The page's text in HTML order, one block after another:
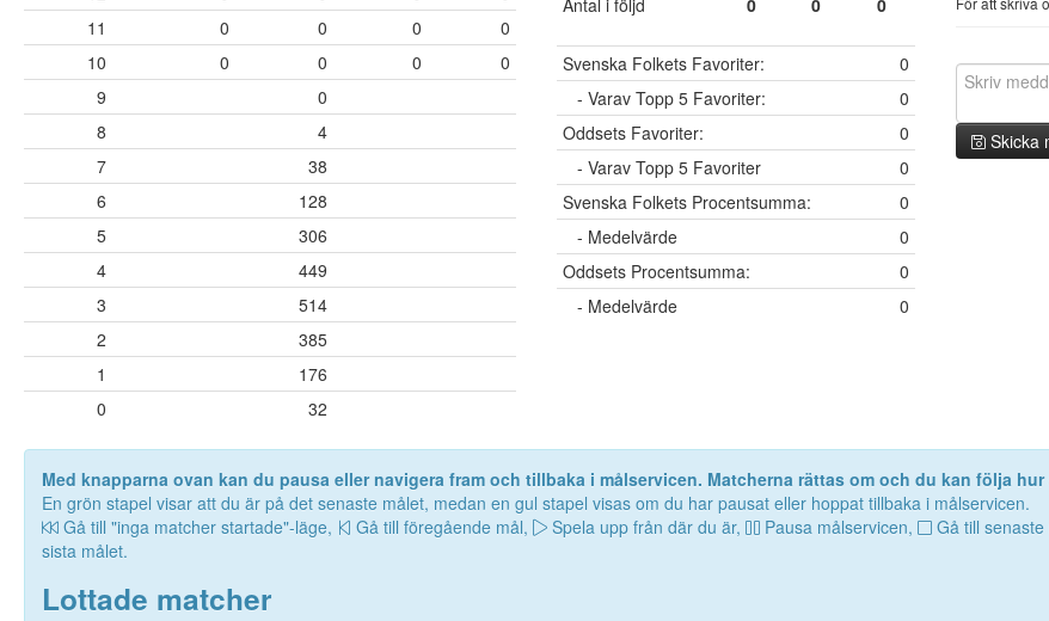
11
0 0 0
0
10
0 0 0
0
9
0
8
4
7
38
6
128
5
306
4
449
3
514
2
385
1
176
0
32
Antal i följd
0 0 0
Svenska Folkets Favoriter:
0
- Varav Topp 5 Favoriter:
0
Oddsets Favoriter:
0
- Varav Topp 5 Favoriter
0
Svenska Folkets Procentsumma:
0
- Medelvärde
0
Oddsets Procentsumma:
0
- Medelvärde
0
Skicka
Med knapparna ovan kan du pausa eller navigera fram och tillbaka i målservicen. Matcherna rättas om och du kan följa
En grön stapel visar att du är på det senaste målet, medan en gul stapel visas om du har pausat eller hoppat tillbaka i målservicen.
Gå till "inga matcher startade"-läge,
Gå till föregående mål, Spela upp från där du är, Pausa målservicen, Gå till
sista målet.
Lottade matcher